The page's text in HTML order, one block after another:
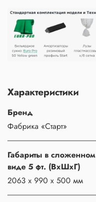
Характеристики
Бренд
Фабрика «Старт»
Габариты в сложенном
виде 5 фт. (ВхШхГ)
2063 х 990 х 500 мм